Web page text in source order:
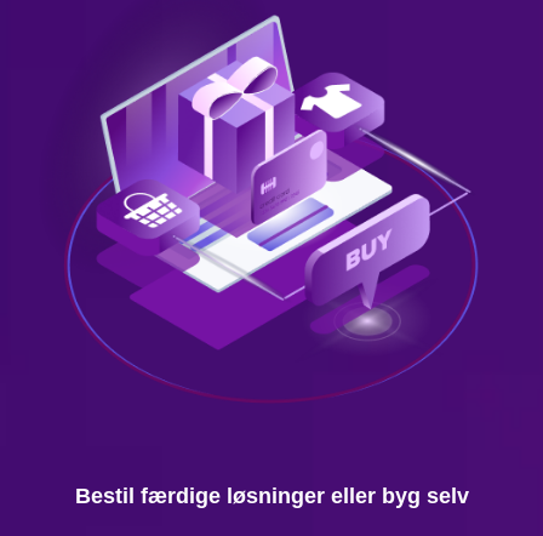
Bestil færdige løsninger eller byg selv